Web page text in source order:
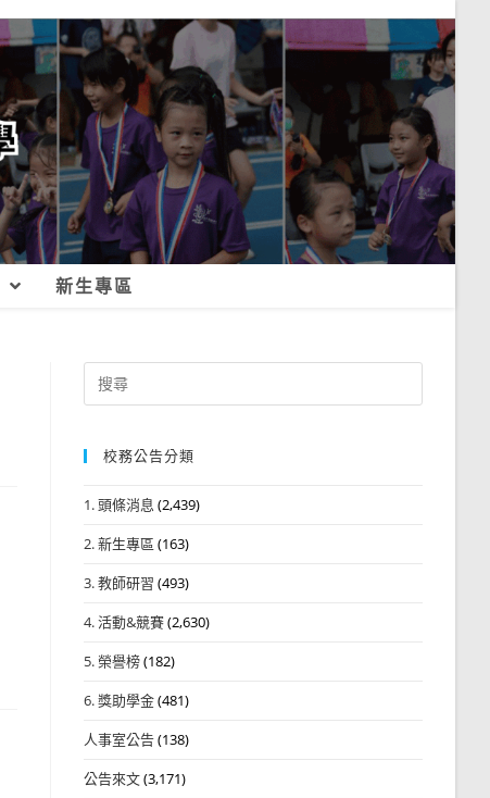
新生專區
Search
for:
校務公告分類
1. 頭條消息 (2,439)
2. 新生專區 (163)
3. 教師研習 (493)
4. 活動&競賽(2,630)
5. 榮譽榜(182)
6. 獎助學金(481)
人事室公告(138)
公告來文(3,171)